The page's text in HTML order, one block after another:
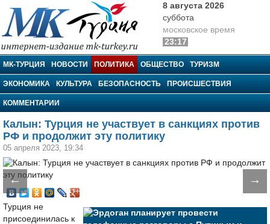
МК-Турция
8 августа 2026
суббота
московское время
23:17
МК-ТУРЦИЯ НОВОСТИ ПОЛИТИКА ОБЩЕСТВО ТУРИЗМ
ЭКОНОМИКА КУЛЬТУРА БЕЗОПАСНОСТЬ ПРОИСШЕСТВИЯ
КОММЕНТАРИИ
Калын: Турция не участвует в санкциях против
РФ и продолжит эту политику
05 апреля 2023, 19:34
← →
Турция не
присоединилась к